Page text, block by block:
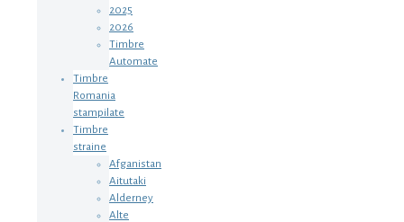
2025
2026
Timbre
Automate
Timbre
Romania
stampilate
Timbre
straine
Afganistan
Aitutaki
Alderney
Alte